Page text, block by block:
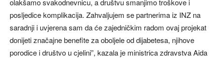
posljedice komplikacija. Zahvaljujem se partnerima iz INZ na
saradnji i uvjerena sam da će zajedničkim radom ovaj projekat
donijeti značajne benefite za oboljele od dijabetesa, njihove
porodice i društvo u cjelini”, kazala je ministrica zdravstva Aida